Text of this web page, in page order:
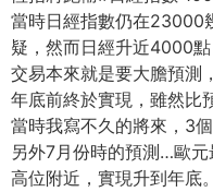
當時日經指數仍在23000
疑，然而日經升近4000
交易本來就是要大膽預測
年底前終於實現，雖然比
當時我寫不久的將來，3
另外7月份時的預測…歐
高位附近，實現升到年底。